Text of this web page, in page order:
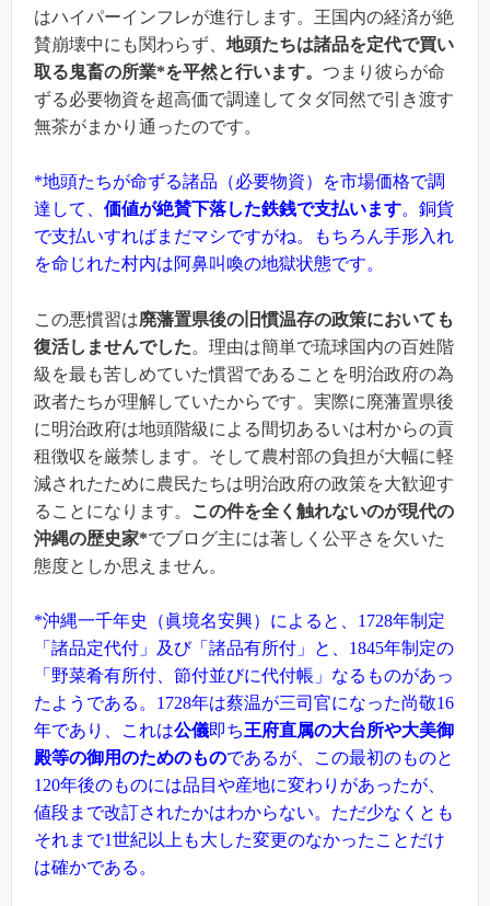
はハイパーインフレが進行します。王国内の経済が絶
賛崩壊中にも関わらず、 地頭たちは諸品を定代で買い
取る鬼畜の所業*を平然と行います。 つまり彼らが命
ずる必要物資を超高価で調達してタダ同然で引き渡す
無茶がまかり通ったのです。
*地頭たちが命ずる諸品（必要物資）を市場価格で調
達して、 価値が絶賛下落した鉄銭で支払います。銅貨
で支払いすればまだマシですがね。もちろん手形入れ
を命じれた村内は阿鼻叫喚の地獄状態です。
この悪慣習は廃藩置県後の旧慣温存の政策においても
復活しませんでした。理由は簡単で琉球国内の百姓階
級を最も苦しめていた慣習であることを明治政府の為
政者たちが理解していたからです。実際に廃藩置県後
に明治政府は地頭階級による間切あるいは村からの貢
租徴収を厳禁します。そして農村部の負担が大幅に軽
減されたために農民たちは明治政府の政策を大歓迎す
ることになります。
この件を全く触れないのが現代の
沖縄の歴史家*でブログ主には著しく公平さを欠いた
態度としか思えません。
*沖縄一千年史（眞境名安興）によると、1728年制定
「諸品定代付」及び「諸品有所付」と、1845年制定の
「野菜肴有所付、節付並びに代付帳」なるものがあっ
たようである。1728年は蔡温が三司官になった尚敬16
年であり、これは公儀即ち王府直属の大台所や大美御
殿等の御用のためのものであるが、この最初のものと
120年後のものには品目や産地に変わりがあったが、
値段まで改訂されたかはわからない。ただ少なくとも
それまで1世紀以上も大した変更のなかったことだけ
は確かである。